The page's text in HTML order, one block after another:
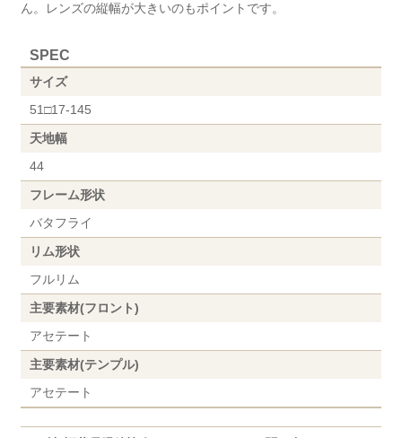
ん。レンズの縦幅が大きいのもポイントです。
SPEC
サイズ
51□17-145
天地幅
44
フレーム形状
バタフライ
リム形状
フルリム
主要素材(フロント)
アセテート
主要素材(テンプル)
アセテート